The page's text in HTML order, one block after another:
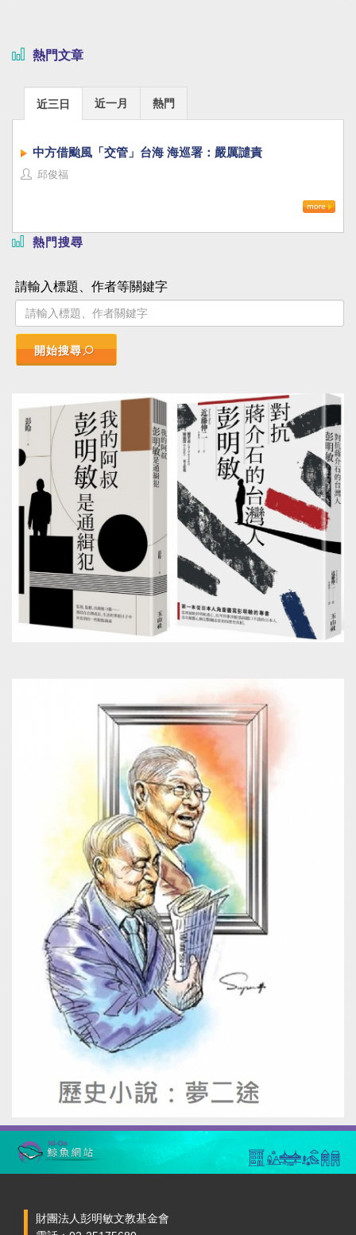
熱門文章
近三日 近一月 熱門
中方借颱風「交管」台海 海巡署：嚴厲譴責
邱俊福
熱門搜尋
請輸入標題、作者等關鍵字
開始搜尋
財團法人彭明敏文教基金會